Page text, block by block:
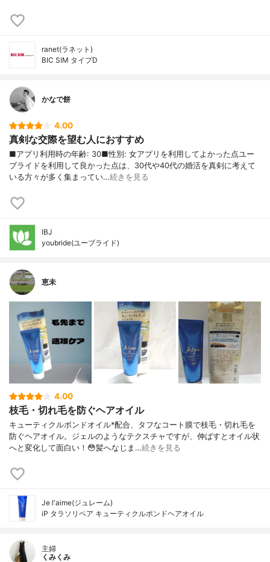
ranet(ラネット)
BIC SIM タイプD
かなで餅
4.00
真剣な交際を望む人におすすめ
■アプリ利用時の年齢: 30■性別: 女アプリを利用してよかった点ユー
ブライドを利用して良かった点は、30代や40代の婚活を真剣に考えて
いる方々が多く集まってい…続きを見る
IBJ
youbride(ユーブライド)
恵未
4.00
枝毛・切れ毛を防ぐヘアオイル
キューティクルボンドオイル*配合、タフなコート膜で枝毛・切れ毛を
防ぐヘアオイル。ジェルのようなテクスチャですが、伸ばすとオイル状
へと変化して面白い！😳髪へなじま…続きを見る
Je l'aime(ジュレーム)
iP タラソリペア キューティクルボンドヘアオイル
主婦
くみくみ